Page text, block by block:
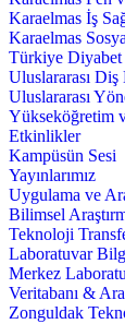
Karaelmas İş
Karaelmas
Türkiye Diyabet
Uluslararası
Uluslararası
Yükseköğretim
Etkinlikler
Kampüsün Sesi
Yayınlarımız
Uygulama ve
Bilimsel
Teknoloji
Laboratuvar
Merkez
Veritabanı &
Zonguldak